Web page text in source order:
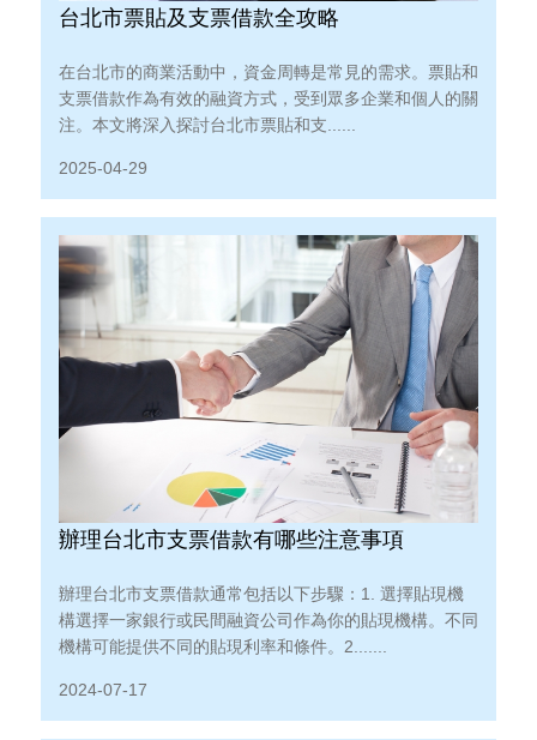
台北市票貼及支票借款全攻略​
在台北市的商業活動中，資金周轉是常見的需求。票貼和
支票借款作為有效的融資方式，受到眾多企業和個人的關
注。本文將深入探討台北市票貼和支......
2025-04-29
辦理台北市支票借款有哪些注意事項
辦理台北市支票借款通常包括以下步驟：1. 選擇貼現機
構選擇一家銀行或民間融資公司作為你的貼現機構。不同
機構可能提供不同的貼現利率和條件。2.......
2024-07-17